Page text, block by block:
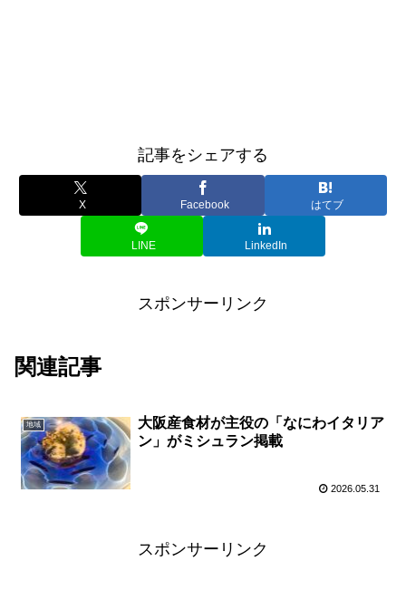
記事をシェアする
X Facebook はてブ
LINE LinkedIn
スポンサーリンク
関連記事
地域
大阪産食材が主役の「なにわイタリア
ン」がミシュラン掲載
2026.05.31
スポンサーリンク